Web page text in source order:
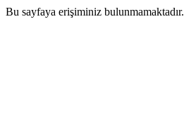
Bu sayfaya erişiminiz bulunmamaktadır.